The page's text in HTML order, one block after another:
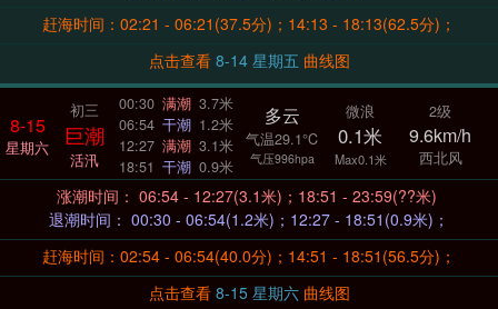
赶海时间：02:21 - 06:21(37.5分)；14:13 - 18:13(62.5分)；
点击查看
8-14 星期五 曲线图
8-15
星期六
初三
巨潮
活汛
00:30 满潮 3.7米
06:54 干潮 1.2米
12:27 满潮 3.1米
18:51 干潮 0.9米
多云
气温29.1°C
气压996hpa
微浪
0.1米
Max0.1米
2级
9.6km/h
西北风
涨潮时间： 06:54 - 12:27(3.1米)；18:51 - 23:59(??米)
退潮时间： 00:30 - 06:54(1.2米)；12:27 - 18:51(0.9米)；
赶海时间：02:54 - 06:54(40.0分)；14:51 - 18:51(56.5分)；
点击查看
8-15 星期六 曲线图